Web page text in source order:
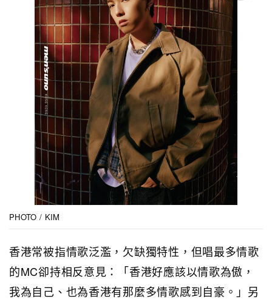
PHOTO / KIM
香港常被指情歌泛濫，欠缺獨特性，但唱最多情歌
的MC卻持相反意見：「香港好應該以情歌為傲，
我為自己、也為香港有那麼多情歌感到自豪。」另